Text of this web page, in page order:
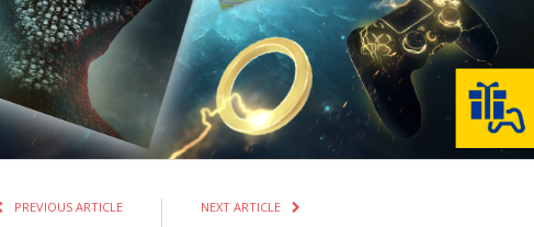
PREVIOUS ARTICLE NEXT ARTICLE